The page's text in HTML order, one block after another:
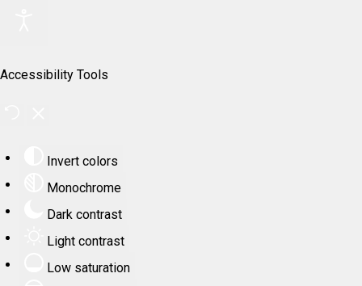
Accessibility Tools
Invert colors
Monochrome
Dark contrast
Light contrast
Low saturation